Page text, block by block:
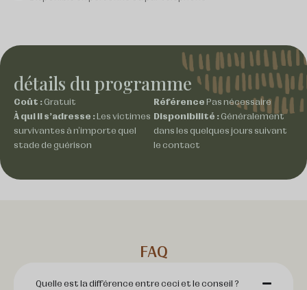
détails du programme
Coût :Gratuit
À qui il s'adresse :Les victimes
survivantes à n'importe quel
stade de guérison
RéférencePas nécessaire
Disponibilité :Généralement
dans les quelques jours suivant
le contact
FAQ
Quelle est la différence entre ceci et le conseil ?